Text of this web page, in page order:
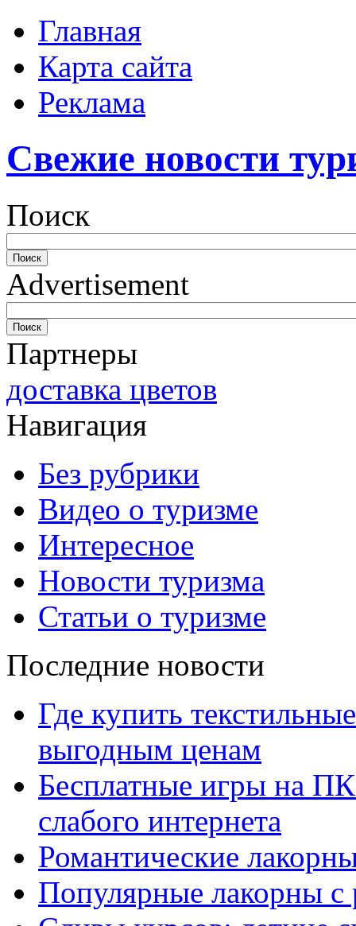
Главная
Карта сайта
Реклама
Свежие новости
Поиск
Advertisement
Партнеры
доставка цветов
Навигация
Без рубрики
Видео о туризме
Интересное
Новости туризма
Статьи о туризме
Последние новости
Где купить
выгодным ценам
Бесплатные игры на
слабого интернета
Романтические
Популярные лакорны с